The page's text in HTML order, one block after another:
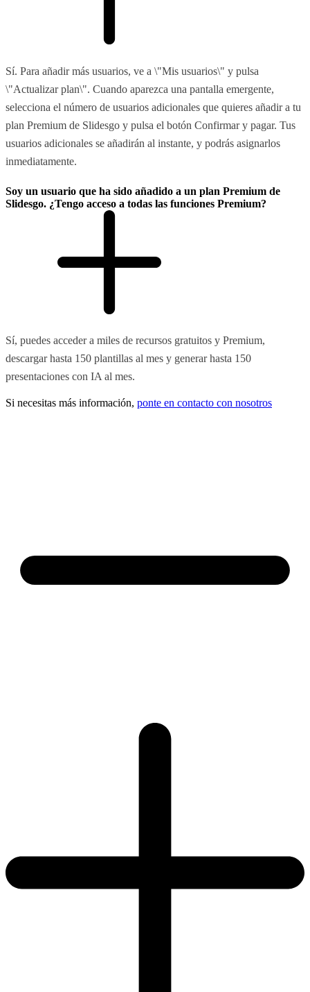
Sí. Para añadir más usuarios, ve a \"Mis usuarios\" y pulsa
\"Actualizar plan\". Cuando aparezca una pantalla emergente,
selecciona el número de usuarios adicionales que quieres añadir a tu
plan Premium de Slidesgo y pulsa el botón Confirmar y pagar. Tus
usuarios adicionales se añadirán al instante, y podrás asignarlos
inmediatamente.
Soy un usuario que ha sido añadido a un plan Premium de
Slidesgo. ¿Tengo acceso a todas las funciones Premium?
Sí, puedes acceder a miles de recursos gratuitos y Premium,
descargar hasta 150 plantillas al mes y generar hasta 150
presentaciones con IA al mes.
Si necesitas más información, ponte en contacto con nosotros